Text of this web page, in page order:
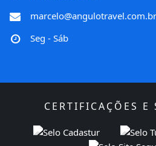
marcelo@angulotravel.com.br
Seg - Sáb
CERTIFICAÇÕES E